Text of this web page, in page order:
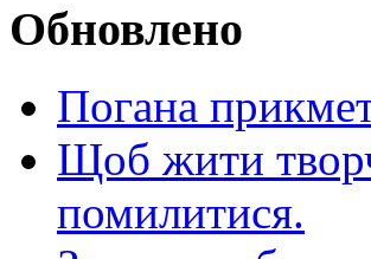
Обновлено
Погана
Щоб жити
помилитися.